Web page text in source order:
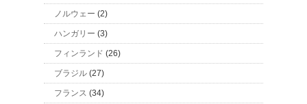
ノルウェー (2)
ハンガリー (3)
フィンランド (26)
ブラジル (27)
フランス (34)